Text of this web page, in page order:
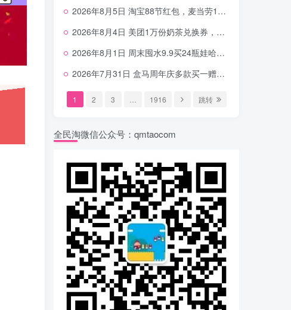
2026年8月5日 淘宝88节红包，麦当劳150万份柠檬水，三万份瑞幸免单，霸王9万份0.01券等
2026年8月4日 美团1万份奶茶兑换券，农行5E卡，中行支付超给利，美团领18个冰激凌，小米每天领2-6元等等
2026年8月1日 周末囤水9.9买24瓶娃哈哈，建行100元京东券，移动5元话费，麦当劳甜筒，交行立减金等
2026年7月31日 盒马周年庆多款买一赠一，饿了么拆红包，建行30立减金，农行领10元刷卡金等
1 2 3 1916 跳转
全民淘微信公众号：qmtaocom